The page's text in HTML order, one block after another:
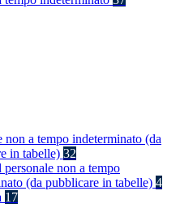
non a tempo indeterminato (da
in tabelle) 32
personale non a tempo
(da pubblicare in tabelle) 4
17